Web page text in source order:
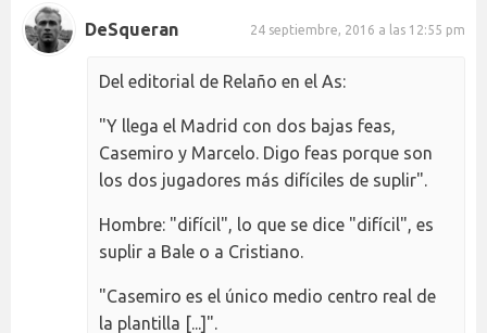
DeSqueran 24 septiembre, 2016 a las 12:55 pm
Del editorial de Relaño en el As:
"Y llega el Madrid con dos bajas feas,
Casemiro y Marcelo. Digo feas porque son
los dos jugadores más difíciles de suplir".
Hombre: "difícil", lo que se dice "difícil", es
suplir a Bale o a Cristiano.
"Casemiro es el único medio centro real de
la plantilla [...]".